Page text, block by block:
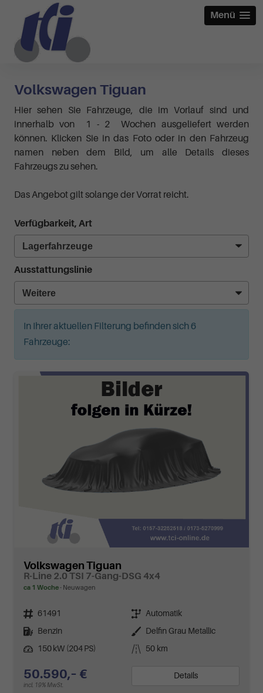
Menü
Volkswagen Tiguan
Hier sehen Sie Fahrzeuge, die im Vorlauf sind und
innerhalb von 1 - 2 Wochen ausgeliefert werden
können. Klicken Sie in das Foto oder in den Fahrzeug
namen neben dem Bild, um alle Details dieses
Fahrzeugs zu sehen.
Das Angebot gilt solange der Vorrat reicht.
Verfügbarkeit, Art
Ausstattungslinie
In Ihrer aktuellen Filterung befinden sich 6
Fahrzeuge:
Volkswagen Tiguan
R-Line 2.0 TSI 7-Gang-DSG 4x4
ca 1 Woche Neuwagen
Fahrzeugnr. 61491 Getriebe Automatik
Kraftstoff
Benzin Außenfarbe
Delfin Grau Metallic
Leistung
150 kW (204 PS) Kilometerstand 50 km
50.590,– €
incl. 19% MwSt.
Details